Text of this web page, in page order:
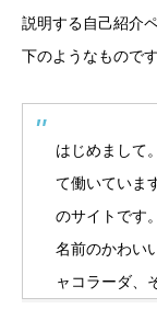
説明する自己紹介
下のようなものです
はじめまして
て働いていま
のサイトです
名前のかわい
ャコラーダ、